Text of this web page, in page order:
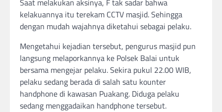
Saat melakukan aksinya, F tak sadar bahwa
kelakuannya itu terekam CCTV masjid. Sehingga
dengan mudah wajahnya diketahui sebagai pelaku.
Mengetahui kejadian tersebut, pengurus masjid pun
langsung melaporkannya ke Polsek Balai untuk
bersama mengejar pelaku. Sekira pukul 22.00 WIB,
pelaku sedang berada di salah satu kounter
handphone di kawasan Puakang. Diduga pelaku
sedang menggadaikan handphone tersebut.